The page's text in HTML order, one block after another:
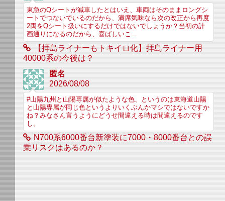
東急のQシートが減車したとはいえ、車両はそのままロングシ
ートでつないでいるのだから、満席気味なら次の改正から再度
2両をQシート扱いにするだけではないでしょうか？当初の計
画通りになるのだから、喜ばしいこ...
【拝島ライナーもトキイロ化】拝島ライナー用
40000系の今後は？
匿名
2026/08/08
#山陽九州と山陽専属が似たような色、というのは東海道山陽
と山陽専属が同じ色というよりいくぶんかマシではないですか
ね？みなさん言うようにどうせ間違える時は間違えるのです
し。
N700系6000番台新塗装に7000・8000番台との誤
乗リスクはあるのか？